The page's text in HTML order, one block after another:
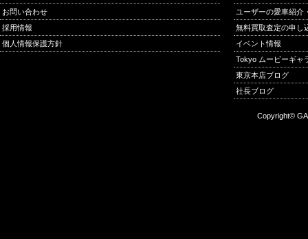
お問い合わせ
採用情報
個人情報保護方針
ユーザーの愛車紹介
無料買取査定の申し
イベント情報
Tokyo ムービーギャ
東京本店ブログ
社長ブログ
Copyright©